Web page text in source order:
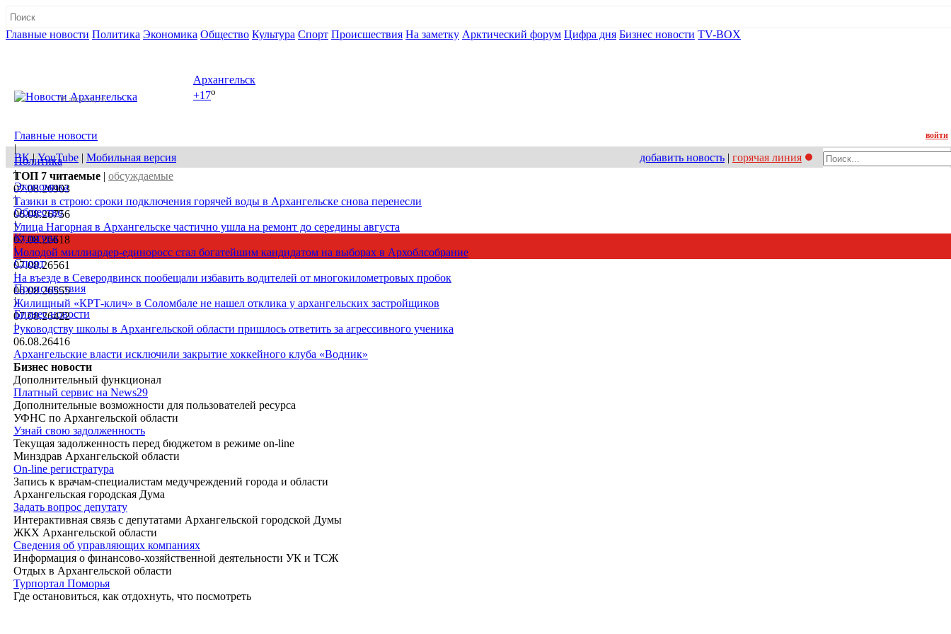
Главные новости Политика Экономика Общество Культура Спорт Происшествия На заметку Арктический форум Цифра дня Бизнес новости TV-BOX
08 августа, сб
Архангельск
+17o
Главные новости
|
Политика
|
Экономика
|
Общество
|
Культура
|
Спорт
|
Происшествия
|
Бизнес новости
|
войти
ВК|YouTube | Мобильная версия добавить новость | горячая линия
ТОП 7 читаемые | обсуждаемые
07.08.26903
Тазики в строю: сроки подключения горячей воды в Архангельске снова перенесли
06.08.26756
Улица Нагорная в Архангельске частично ушла на ремонт до середины августа
07.08.26618
Молодой миллиардер-единоросс стал богатейшим кандидатом на выборах в Архоблсобрание
07.08.26561
На въезде в Северодвинск пообещали избавить водителей от многокилометровых пробок
06.08.26555
Жилищный «КРТ-клич» в Соломбале не нашел отклика у архангельских застройщиков
07.08.26422
Руководству школы в Архангельской области пришлось ответить за агрессивного ученика
06.08.26416
Архангельские власти исключили закрытие хоккейного клуба «Водник»
Бизнес новости
Дополнительный функционал
Платный сервис на News29
Дополнительные возможности для пользователей ресурса
УФНС по Архангельской области
Узнай свою задолженность
Текущая задолженность перед бюджетом в режиме on-line
Минздрав Архангельской области
On-line регистратура
Запись к врачам-специалистам медучреждений города и области
Архангельская городская Дума
Задать вопрос депутату
Интерактивная связь с депутатами Архангельской городской Думы
ЖКХ Архангельской области
Сведения об управляющих компаниях
Информация о финансово-хозяйственной деятельности УК и ТСЖ
Отдых в Архангельской области
Турпортал Поморья
Где остановиться, как отдохнуть, что посмотреть